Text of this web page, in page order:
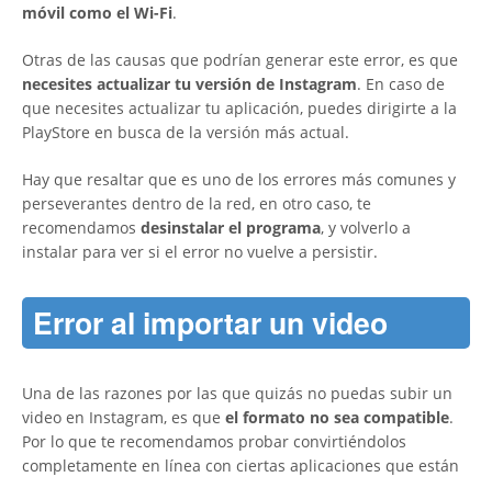
móvil como el Wi-Fi.
Otras de las causas que podrían generar este error, es que
necesites actualizar tu versión de Instagram. En caso de
que necesites actualizar tu aplicación, puedes dirigirte a la
PlayStore en busca de la versión más actual.
Hay que resaltar que es uno de los errores más comunes y
perseverantes dentro de la red, en otro caso, te
recomendamos desinstalar el programa, y volverlo a
instalar para ver si el error no vuelve a persistir.
Error al importar un video
Una de las razones por las que quizás no puedas subir un
video en Instagram, es que el formato no sea compatible.
Por lo que te recomendamos probar convirtiéndolos
completamente en línea con ciertas aplicaciones que están